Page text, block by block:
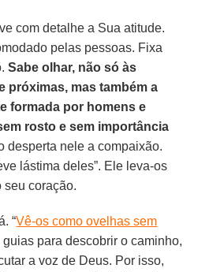
com detalhe a Sua atitude.
pelas pessoas. Fixa
Sabe olhar, não só às
próximas, mas também a
formada por homens e
rosto e sem importância
desperta nele a compaixão.
lástima deles”. Ele leva-os
seu coração.
“Vê-os como ovelhas sem
guias para descobrir o caminho,
a voz de Deus. Por isso,